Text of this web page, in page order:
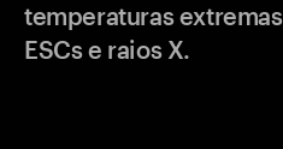
temperaturas
ESCs e raios X.